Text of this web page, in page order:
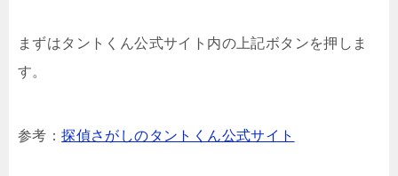
まずはタントくん公式サイト内の上記ボタンを押しま
す。
参考：探偵さがしのタントくん公式サイト